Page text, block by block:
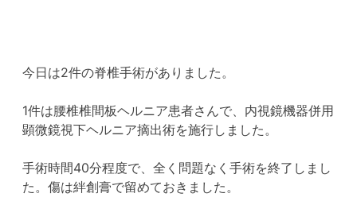
今日は2件の脊椎手術がありました。
1件は腰椎椎間板ヘルニア患者さんで、内視鏡機器併用
顕微鏡視下ヘルニア摘出術を施行しました。
手術時間40分程度で、全く問題なく手術を終了しまし
た。傷は絆創膏で留めておきました。